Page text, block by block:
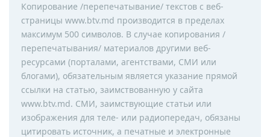
Копирование /перепечатывание/ текстов с веб-
страницы www.btv.md производится в пределах
максимум 500 символов. В случае копирования /
перепечатывания/ материалов другими веб-
ресурсами (порталами, агентствами, СМИ или
блогами), обязательным является указание прямой
ссылки на статью, заимствованную у сайта
www.btv.md. СМИ, заимствующие статьи или
изображения для теле- или радиопередач, обязаны
цитировать источник, а печатные и электронные